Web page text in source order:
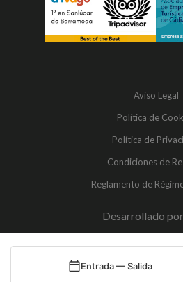
Entrada — Salida
Aviso Legal
Política de
Política de
Condiciones de
Reglamento de
Desarrollado por